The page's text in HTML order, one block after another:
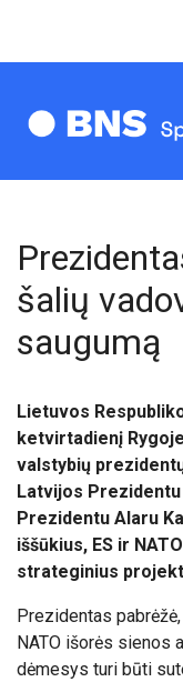
šalių
saugumą
Lietuvos
ketvirtadienį
valstybių
Latvijos
Prezidentu Alaru
iššūkius, ES ir
strateginius
Prezidentas
NATO išorės sienos
dėmesys turi būti